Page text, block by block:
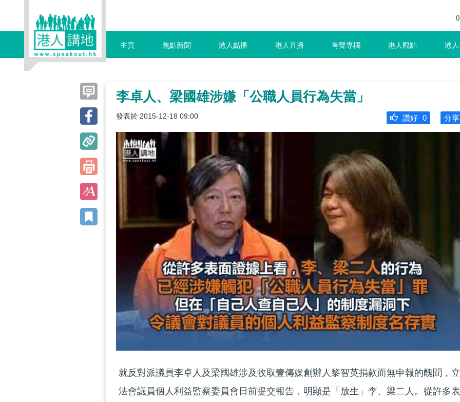
主頁 焦點新聞 港人點播 港人直播 有聲專欄 港人觀點 港
李卓人、梁國雄涉嫌「公職人員行為失當」
發表於 2015-12-18 09:00 分享
讚好 0
就反對派議員李卓人及梁國雄涉及收取壹傳媒創辦人黎智英捐款而無申報的醜聞，立
法會議員個人利益監察委員會日前提交報告，明顯是「放生」李、梁二人。從許多表